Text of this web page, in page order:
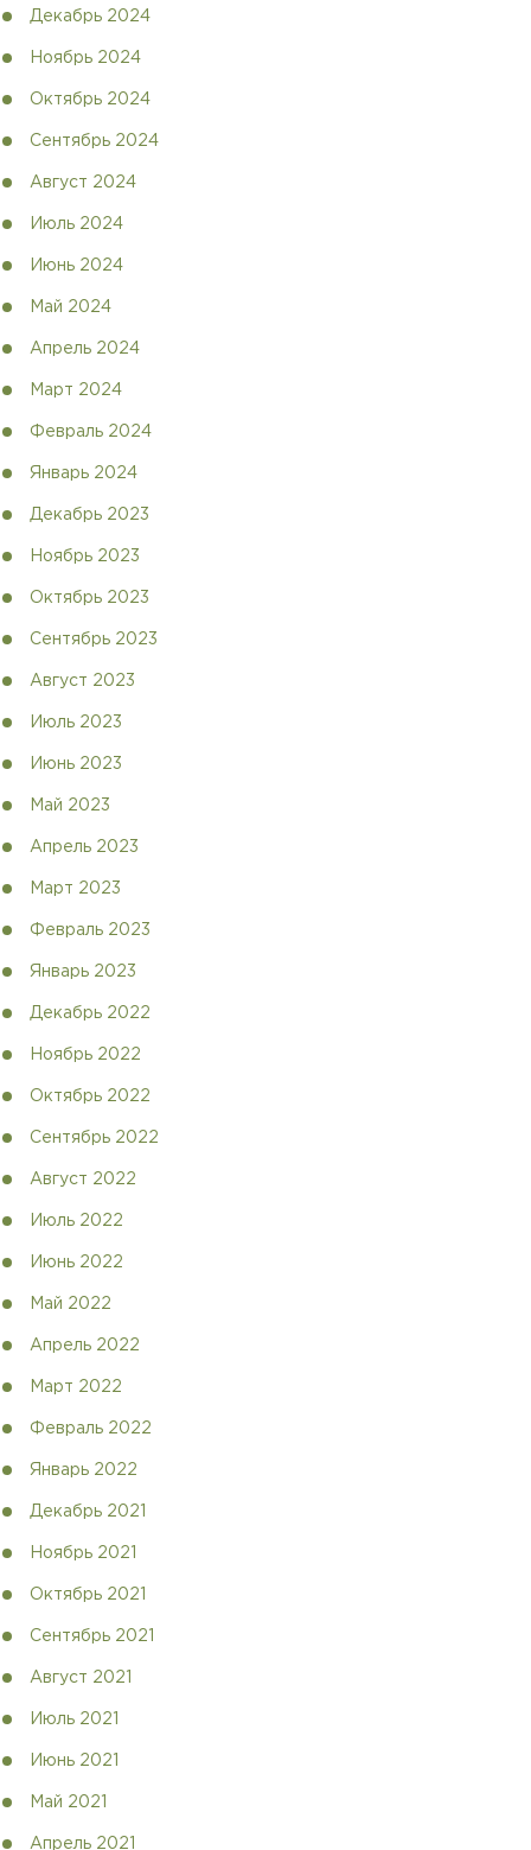
Декабрь 2024
Ноябрь 2024
Октябрь 2024
Сентябрь 2024
Август 2024
Июль 2024
Июнь 2024
Май 2024
Апрель 2024
Март 2024
Февраль 2024
Январь 2024
Декабрь 2023
Ноябрь 2023
Октябрь 2023
Сентябрь 2023
Август 2023
Июль 2023
Июнь 2023
Май 2023
Апрель 2023
Март 2023
Февраль 2023
Январь 2023
Декабрь 2022
Ноябрь 2022
Октябрь 2022
Сентябрь 2022
Август 2022
Июль 2022
Июнь 2022
Май 2022
Апрель 2022
Март 2022
Февраль 2022
Январь 2022
Декабрь 2021
Ноябрь 2021
Октябрь 2021
Сентябрь 2021
Август 2021
Июль 2021
Июнь 2021
Май 2021
Апрель 2021